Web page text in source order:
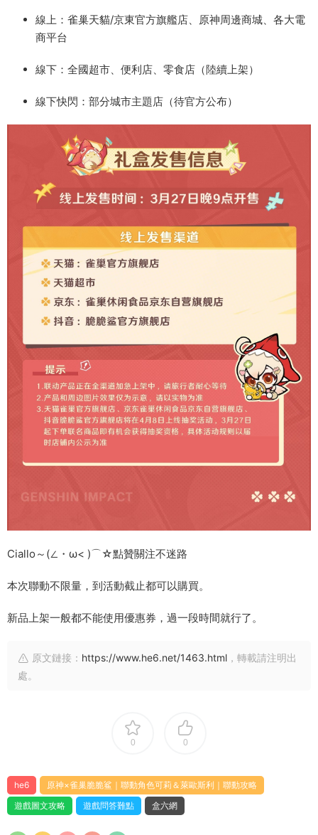
線上：雀巢天貓/京東官方旗艦店、原神周邊商城、各大電
商平台
線下：全國超市、便利店、零食店（陸續上架）
線下快閃：部分城市主題店（待官方公布）
Ciallo～(∠・ω< )⌒☆點贊關注不迷路
本次聯動不限量，到活動截止都可以購買。
新品上架一般都不能使用優惠券，過一段時間就行了。
原文鏈接： https://www.he6.net/1463.html ，轉載請注明出
處。
0 0
he6
原神×雀巢脆脆鲨｜聯動角色可莉＆萊歐斯利｜聯動攻略
遊戲圖文攻略
遊戲問答難點 盒六網